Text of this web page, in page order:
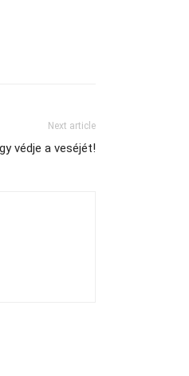
Next article
védje a veséjét!